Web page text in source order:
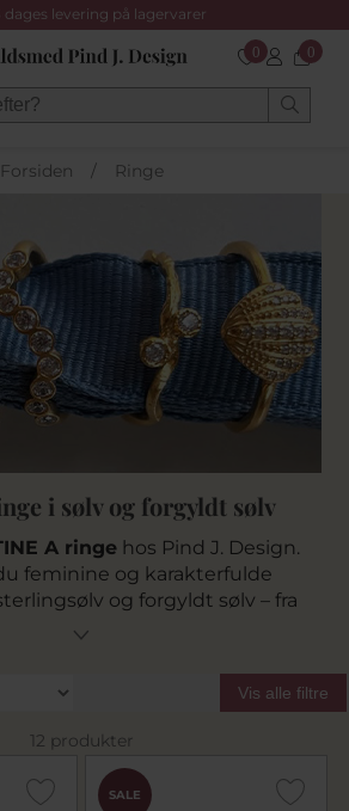
dages levering på lagervarer
0 0
Forsiden / Ringe
i sølv og forgyldt sølv
A ringe hos Pind J. Design.
feminine og karakterfulde
og forgyldt sølv – fra
A fingerring
klassiske former og legende
og farvede sten, der giver
look personlighed.
Vis alle filtre
12 produkter
SALE